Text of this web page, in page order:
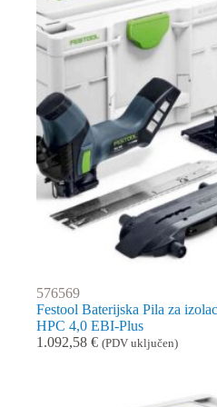
576569
Festool Baterijska Pila za
HPC 4,0 EBI-Plus
1.092,58 € (PDV uključen)